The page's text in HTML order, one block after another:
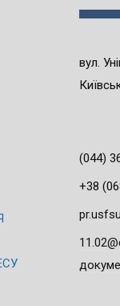
вул.
(044)
+38